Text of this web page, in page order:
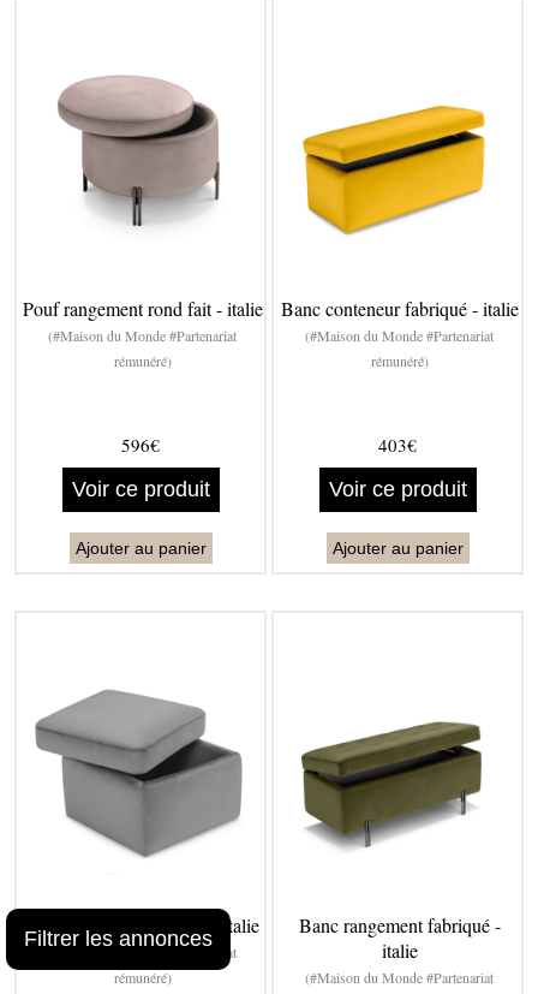
Pouf rangement rond fait - italie
(#Maison du Monde #Partenariat
rémunéré)
596€
Voir ce produit
Ajouter au panier
Banc conteneur fabriqué - italie
(#Maison du Monde #Partenariat
rémunéré)
403€
Voir ce produit
Ajouter au panier
Pouf conteneur fabriqué - italie
(#Maison du Monde #Partenariat
rémunéré)
Banc rangement fabriqué -
italie
(#Maison du Monde #Partenariat
Filtrer les annonces